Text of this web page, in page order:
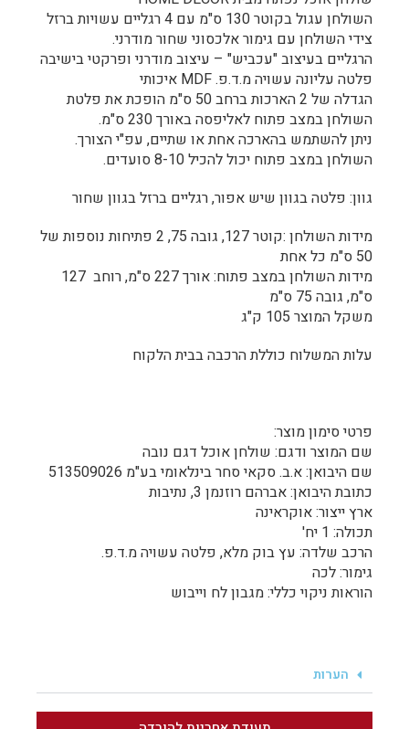
השולחן עגול בקוטר 130 ס"מ עם 4 רגליים עשויות ברזל
צידי השולחן עם גימור אלכסוני שחור מודרני.
הרגליים בעיצוב "עכביש" – עיצוב מודרני ופרקטי בישיבה
פלטה עליונה עשויה מ.ד.פ. MDF איכותי
הגדלה של 2 הארכות ברחב 50 ס"מ הופכת את פלטת
השולחן במצב פתוח לאליפסה באורך 230 ס"מ.
ניתן להשתמש בהארכה אחת או שתיים, עפ"י הצורך.
השולחן במצב פתוח יכול להכיל 8-10 סועדים.
גוון: פלטה בגוון שיש אפור, רגליים ברזל בגוון שחור
מידות השולחן :קוטר 127, גובה 75, 2 פתיחות נוספות של
50 ס"מ כל אחת
מידות השולחן במצב פתוח: אורך 227 ס"מ, רוחב 127
ס"מ, גובה 75 ס"מ
משקל המוצר 105 ק"ג
עלות המשלוח כוללת הרכבה בבית הלקוח
פרטי סימון מוצר:
שם המוצר ודגם: שולחן אוכל דגם נובה
שם היבואן: א.ב. סקאי סחר בינלאומי בע"מ 513509026
כתובת היבואן: אברהם רוזנמן 3, נתיבות
ארץ ייצור: אוקראינה
תכולה: 1 יח'
הרכב שלדה: עץ בוק מלא, פלטה עשויה מ.ד.פ.
גימור: לכה
הוראות ניקוי כללי: מגבון לח וייבוש
הערות